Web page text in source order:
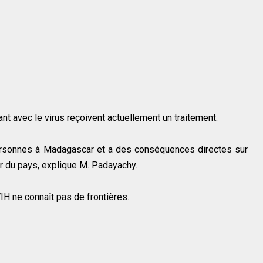
avec le virus reçoivent actuellement un traitement.
à Madagascar et a des conséquences directes sur
pays, explique M. Padayachy.
ne connaît pas de frontières.